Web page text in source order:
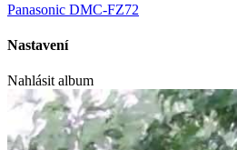
Panasonic DMC-FZ72
Nastavení
Nahlásit album